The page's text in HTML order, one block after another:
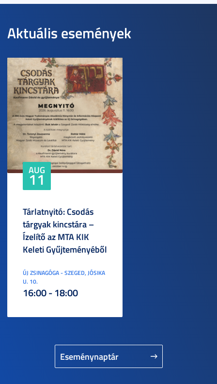
Aktuális események
Eseménynaptár
AUG
11
Tárlatnyitó: Csodás
tárgyak kincstára –
Ízelítő az MTA KIK
Keleti Gyűjteményéből
ÚJ ZSINAGÓGA - SZEGED, JÓSIKA
U. 10.
16:00 - 18:00